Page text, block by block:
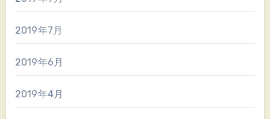
2019年7月
2019年6月
2019年4月